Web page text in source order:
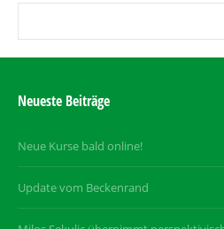
Neueste Beiträge
Neue Kurse bald online!
Update vom Beckenrand